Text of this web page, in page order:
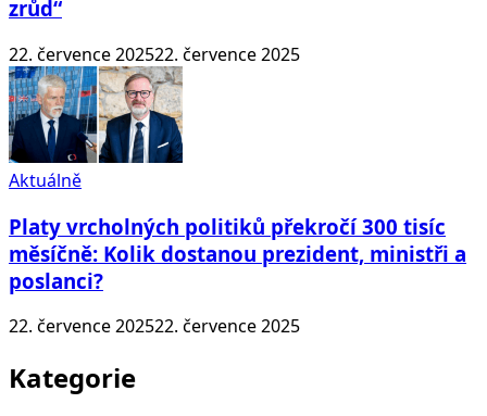
zrůd“
22. července 202522. července 2025
Aktuálně
Platy vrcholných politiků překročí 300 tisíc
měsíčně: Kolik dostanou prezident, ministři a
poslanci?
22. července 202522. července 2025
Kategorie